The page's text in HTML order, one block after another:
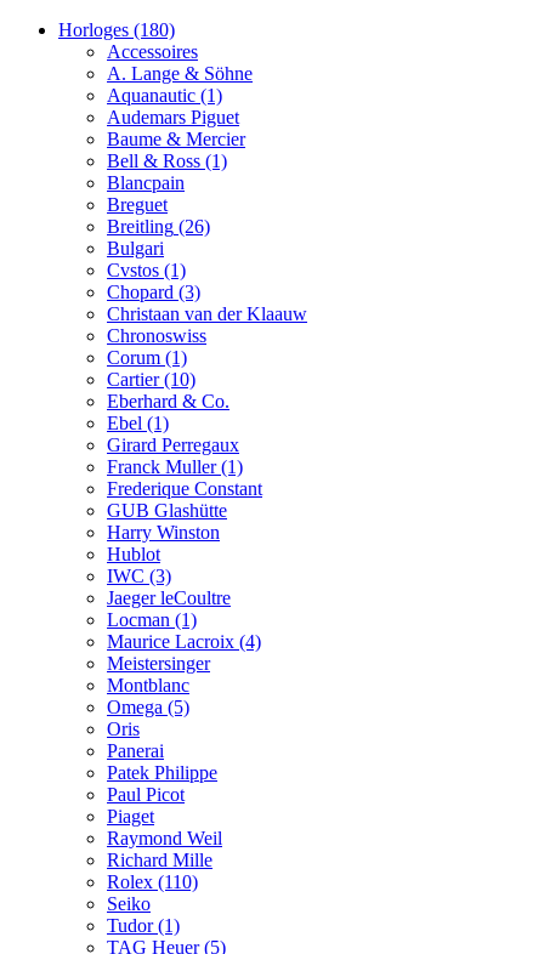
Horloges (180)
Accessoires
A. Lange & Söhne
Aquanautic (1)
Audemars Piguet
Baume & Mercier
Bell & Ross (1)
Blancpain
Breguet
Breitling (26)
Bulgari
Cvstos (1)
Chopard (3)
Christaan van der Klaauw
Chronoswiss
Corum (1)
Cartier(10)
Eberhard & Co.
Ebel (1)
Girard Perregaux
Franck Muller(1)
Frederique Constant
GUB Glashütte
Harry Winston
Hublot
IWC (3)
Jaeger leCoultre
Locman (1)
Maurice Lacroix (4)
Meistersinger
Montblanc
Omega (5)
Oris
Panerai
Patek Philippe
Paul Picot
Piaget
Raymond Weil
Richard Mille
Rolex (110)
Seiko
Tudor(1)
TAG Heuer(5)